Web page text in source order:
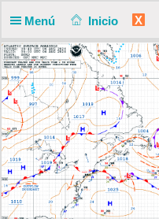
Menú Inicio X